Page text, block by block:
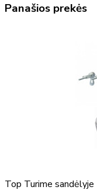
Panašios prekės
Top Turime sandėlyje